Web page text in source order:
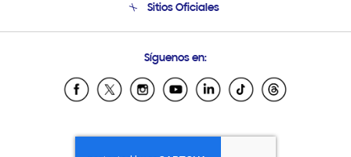
Condiciones de Compra
Soporte vía eMail
Sitios Oficiales
Samsung Ecuador
Samsung El Salvador
Samsung Honduras
Síguenos en: